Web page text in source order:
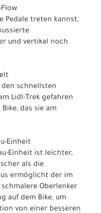
Pedale treten kannst,
und vertikal noch
den schnellsten
Lidl-Trek gefahren
das sie am
Einheit
Einheit ist leichter,
als die
ermöglicht der im
Oberlenker
auf dem Bike, um
von einer besseren